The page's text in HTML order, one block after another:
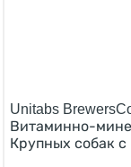
Unitabs
Витаминно-
Крупных собак